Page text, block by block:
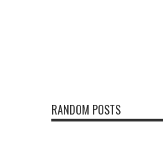
RANDOM POSTS